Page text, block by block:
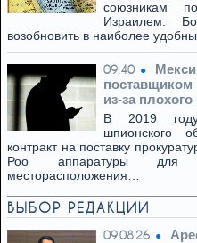
союзникам
Израилем.
возобновить в наиболее
09:40
поставщиком
из-за плохого
В 2019 году
шпионского
контракт на поставку
Роо аппаратуры для
месторасположения…
ВЫБОР РЕДАКЦИИ
09.08.26